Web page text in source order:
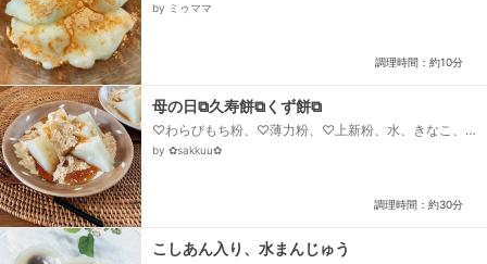
by ミゥママ
調理時間：約10分
母の日⧉久寿餅⧉くず餅⧉
♡わらびもち粉、♡薄力粉、♡上新粉、水、きなこ、
黒蜜
by ✿sakkuu✿
調理時間：約30分
こしあん入り、水まんじゅう